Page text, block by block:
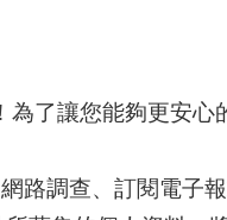
了讓您能夠更安
路調查、訂閱電子